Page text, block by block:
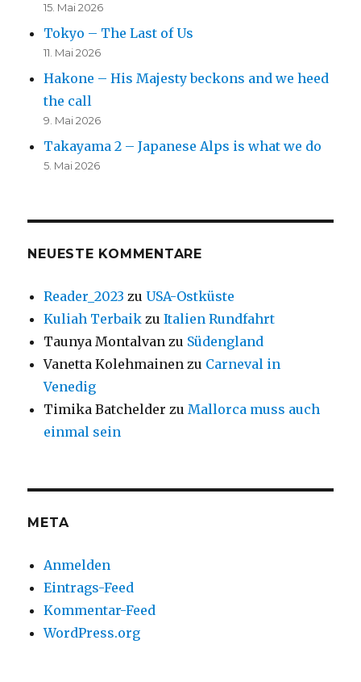
15. Mai 2026
Tokyo – The Last of Us
11. Mai 2026
Hakone – His Majesty beckons and we heed
the call
9. Mai 2026
Takayama 2 – Japanese Alps is what we do
5. Mai 2026
NEUESTE KOMMENTARE
Reader_2023 zuUSA-Ostküste
Kuliah Terbaik zuItalien Rundfahrt
Taunya Montalvan zu Südengland
Vanetta Kolehmainen zu Carneval in
Venedig
Timika Batchelder zuMallorca muss auch
einmal sein
META
Anmelden
Eintrags-Feed
Kommentar-Feed
WordPress.org